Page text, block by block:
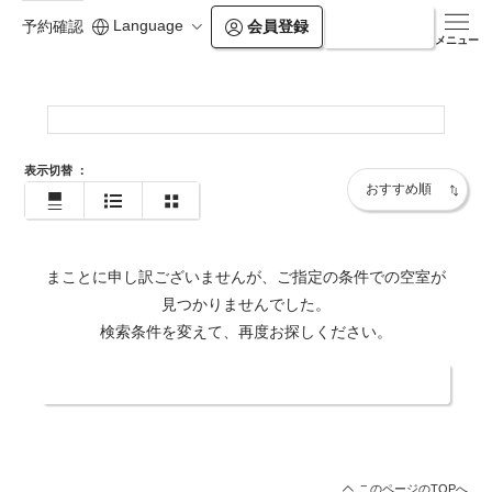
予約確認 Language 会員登録
メニュー
http://www.kasuien.co.jp/
表示切替 ：
まことに申し訳ございませんが、ご指定の条件での空室が
見つかりませんでした。
検索条件を変えて、再度お探しください。
このページのTOPへ